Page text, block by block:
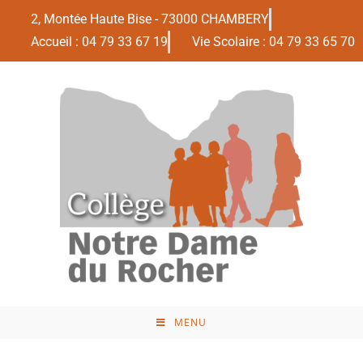
2, Montée Haute Bise - 73000 CHAMBERY
Accueil : 04 79 33 67 19
Vie Scolaire : 04 79 33 65 70
MENU